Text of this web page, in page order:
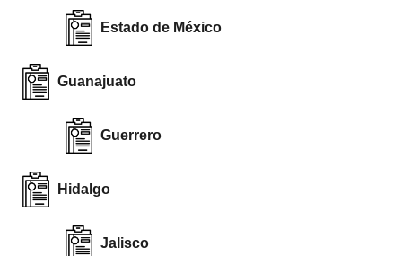
Estado de México
Guanajuato
Guerrero
Hidalgo
Jalisco